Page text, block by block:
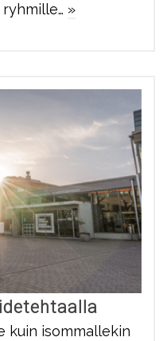
»
kuin isommallekin